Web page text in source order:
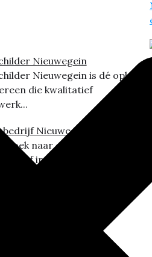
Nieuwegein
Nieuwegein is dé oplossing
die kwalitatief
Nieuwegein
zoek naar een professioneel
in Nieuwegein...